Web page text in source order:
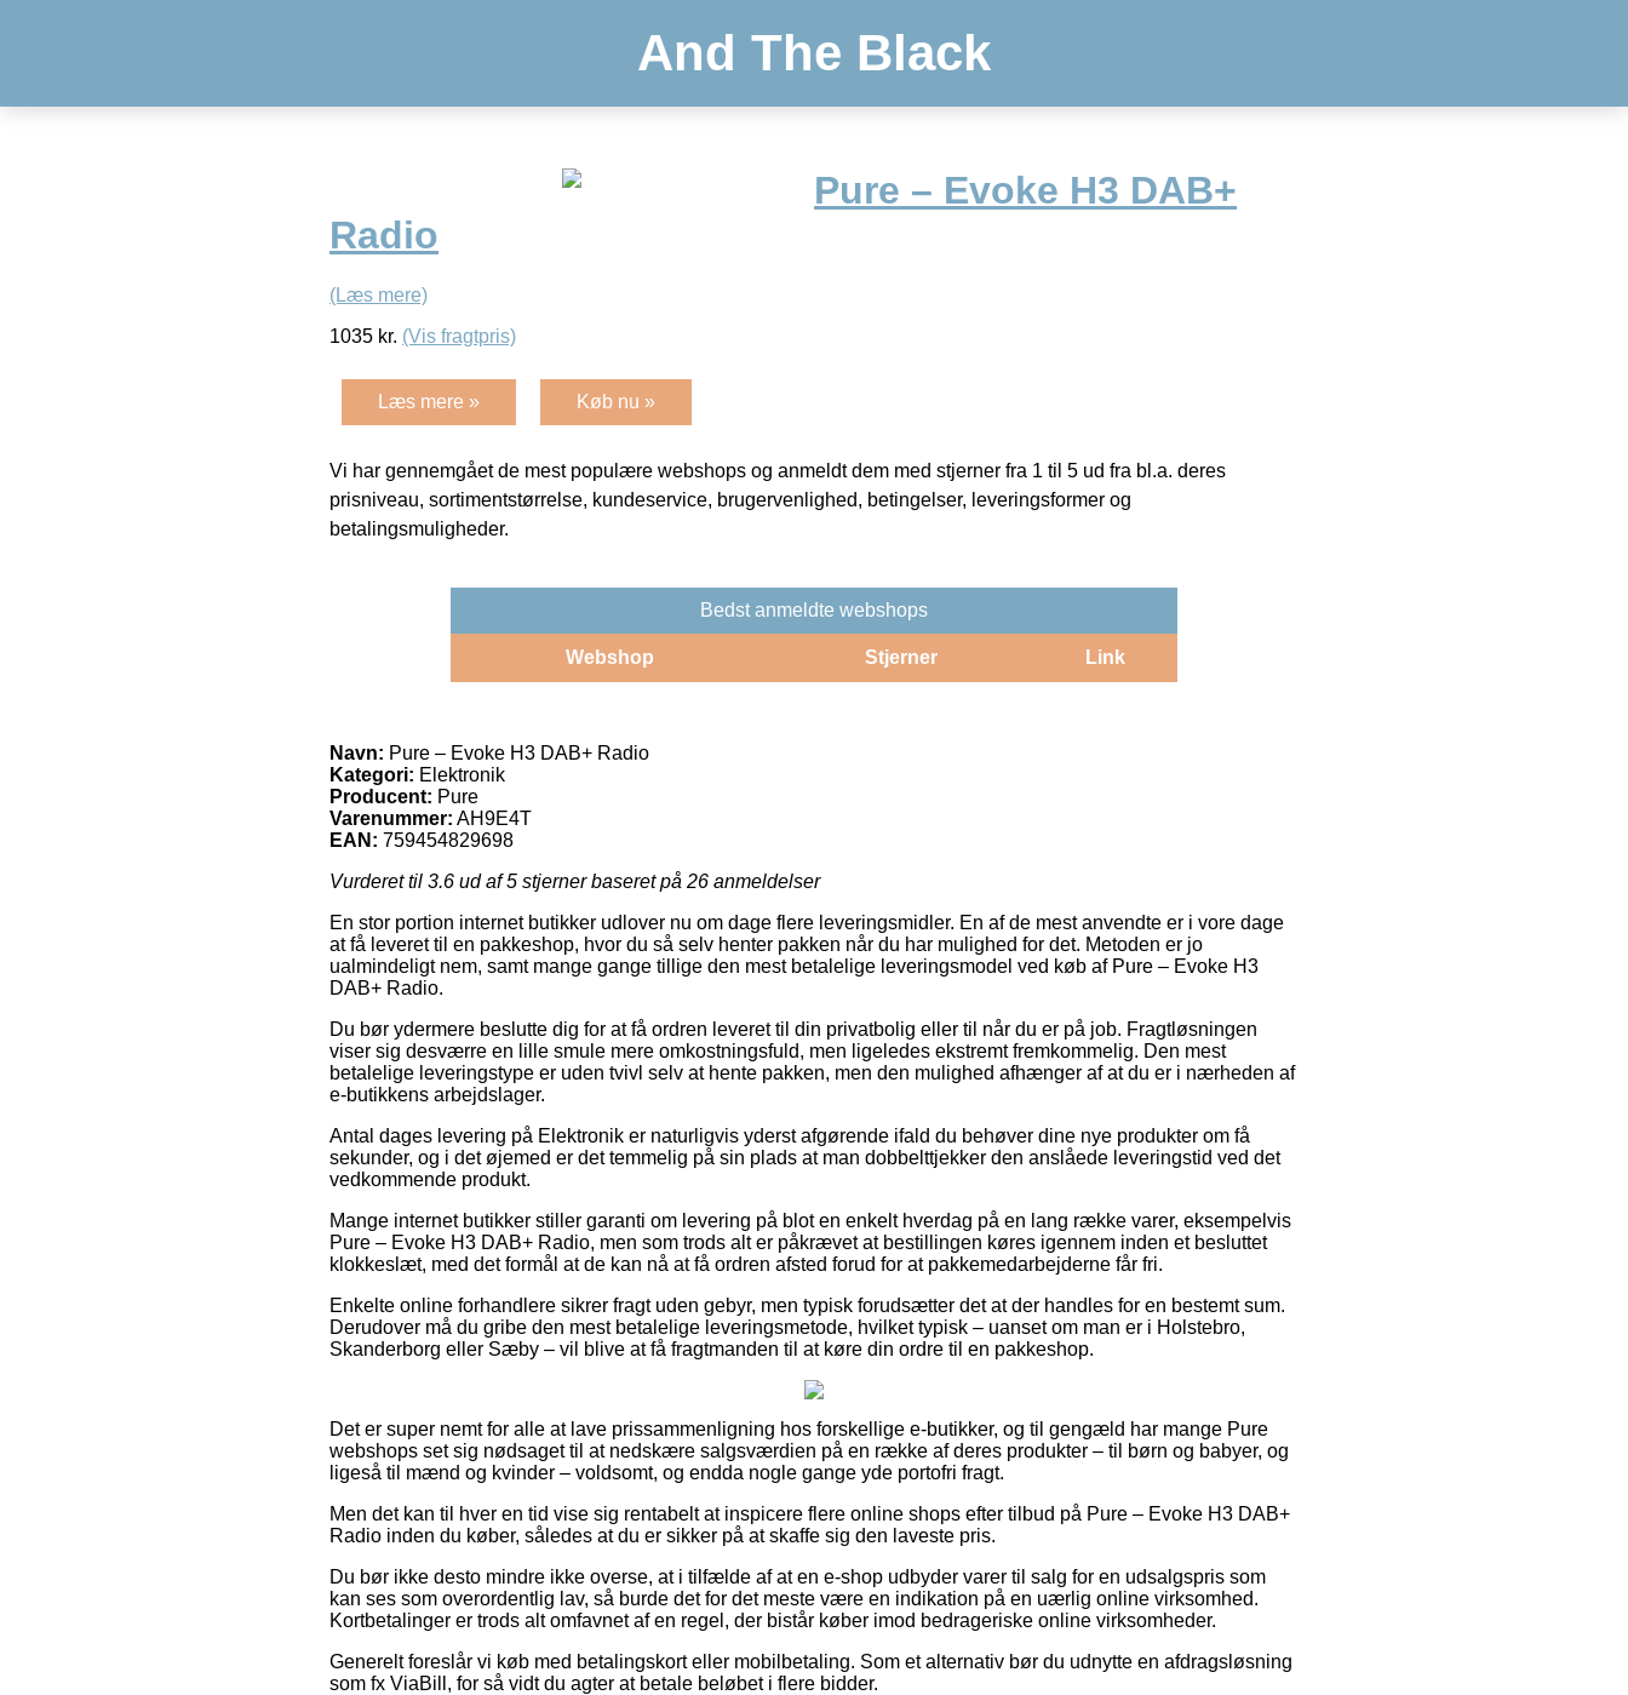
And The Black
Pure – Evoke H3 DAB+
Radio
(Læs mere)
1035 kr. (Vis fragtpris)
Læs mere » Køb nu »
Vi har gennemgået de mest populære webshops og anmeldt dem med stjerner fra 1 til 5 ud fra bl.a. deres
prisniveau, sortimentstørrelse, kundeservice, brugervenlighed, betingelser, leveringsformer og
betalingsmuligheder.
Bedst anmeldte webshops
Webshop Stjerner Link
Navn: Pure – Evoke H3 DAB+ Radio
Kategori: Elektronik
Producent: Pure
Varenummer: AH9E4T
EAN: 759454829698
Vurderet til 3.6 ud af 5 stjerner baseret på 26 anmeldelser
En stor portion internet butikker udlover nu om dage flere leveringsmidler. En af de mest anvendte er i vore dage
at få leveret til en pakkeshop, hvor du så selv henter pakken når du har mulighed for det. Metoden er jo
ualmindeligt nem, samt mange gange tillige den mest betalelige leveringsmodel ved køb af Pure – Evoke H3
DAB+ Radio.
Du bør ydermere beslutte dig for at få ordren leveret til din privatbolig eller til når du er på job. Fragtløsningen
viser sig desværre en lille smule mere omkostningsfuld, men ligeledes ekstremt fremkommelig. Den mest
betalelige leveringstype er uden tvivl selv at hente pakken, men den mulighed afhænger af at du er i nærheden af
e-butikkens arbejdslager.
Antal dages levering på Elektronik er naturligvis yderst afgørende ifald du behøver dine nye produkter om få
sekunder, og i det øjemed er det temmelig på sin plads at man dobbelttjekker den anslåede leveringstid ved det
vedkommende produkt.
Mange internet butikker stiller garanti om levering på blot en enkelt hverdag på en lang række varer, eksempelvis
Pure – Evoke H3 DAB+ Radio, men som trods alt er påkrævet at bestillingen køres igennem inden et besluttet
klokkeslæt, med det formål at de kan nå at få ordren afsted forud for at pakkemedarbejderne får fri.
Enkelte online forhandlere sikrer fragt uden gebyr, men typisk forudsætter det at der handles for en bestemt sum.
Derudover må du gribe den mest betalelige leveringsmetode, hvilket typisk – uanset om man er i Holstebro,
Skanderborg eller Sæby – vil blive at få fragtmanden til at køre din ordre til en pakkeshop.
Det er super nemt for alle at lave prissammenligning hos forskellige e-butikker, og til gengæld har mange Pure
webshops set sig nødsaget til at nedskære salgsværdien på en række af deres produkter – til børn og babyer, og
ligeså til mænd og kvinder – voldsomt, og endda nogle gange yde portofri fragt.
Men det kan til hver en tid vise sig rentabelt at inspicere flere online shops efter tilbud på Pure – Evoke H3 DAB+
Radio inden du køber, således at du er sikker på at skaffe sig den laveste pris.
Du bør ikke desto mindre ikke overse, at i tilfælde af at en e-shop udbyder varer til salg for en udsalgspris som
kan ses som overordentlig lav, så burde det for det meste være en indikation på en uærlig online virksomhed.
Kortbetalinger er trods alt omfavnet af en regel, der bistår køber imod bedrageriske online virksomheder.
Generelt foreslår vi køb med betalingskort eller mobilbetaling. Som et alternativ bør du udnytte en afdragsløsning
som fx ViaBill, for så vidt du agter at betale beløbet i flere bidder.